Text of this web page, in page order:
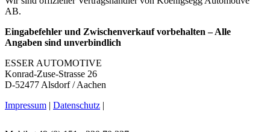
AB.
Eingabefehler und Zwischenverkauf vorbehalten – Alle
Angaben sind unverbindlich
ESSER AUTOMOTIVE
Konrad-Zuse-Strasse 26
D-52477 Alsdorf / Aachen
Impressum | Datenschutz |